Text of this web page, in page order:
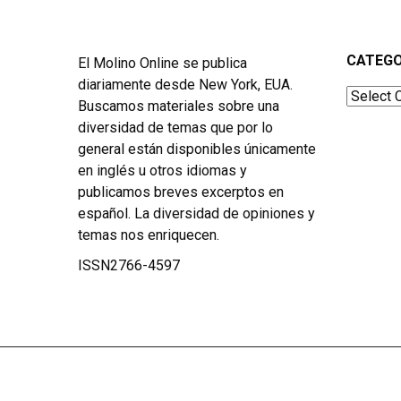
El Molino Online se publica
diariamente desde New York, EUA.
Buscamos materiales sobre una
diversidad de temas que por lo
general están disponibles únicamente
en inglés u otros idiomas y
publicamos breves excerptos en
español. La diversidad de opiniones y
temas nos enriquecen.
ISSN2766-4597